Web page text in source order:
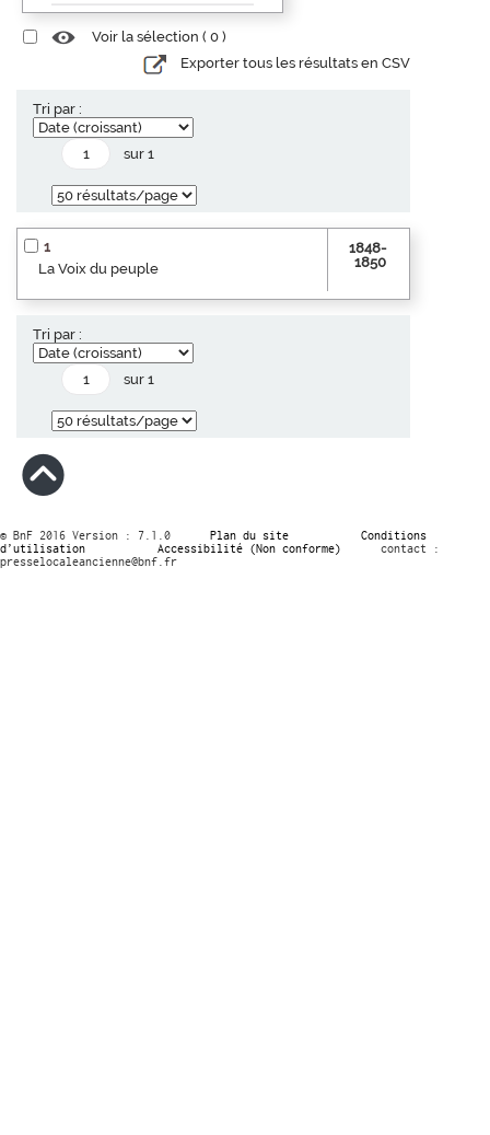
Voir la sélection ( 0 )
Exporter tous les résultats en CSV
Tri par :
sur 1
1
La Voix du peuple
1848-
1850
Tri par :
sur 1
© BnF 2016 Version : 7.1.0 Plan du site
Conditions
d’utilisation
Accessibilité (Non conforme)
contact :
presselocaleancienne@bnf.fr